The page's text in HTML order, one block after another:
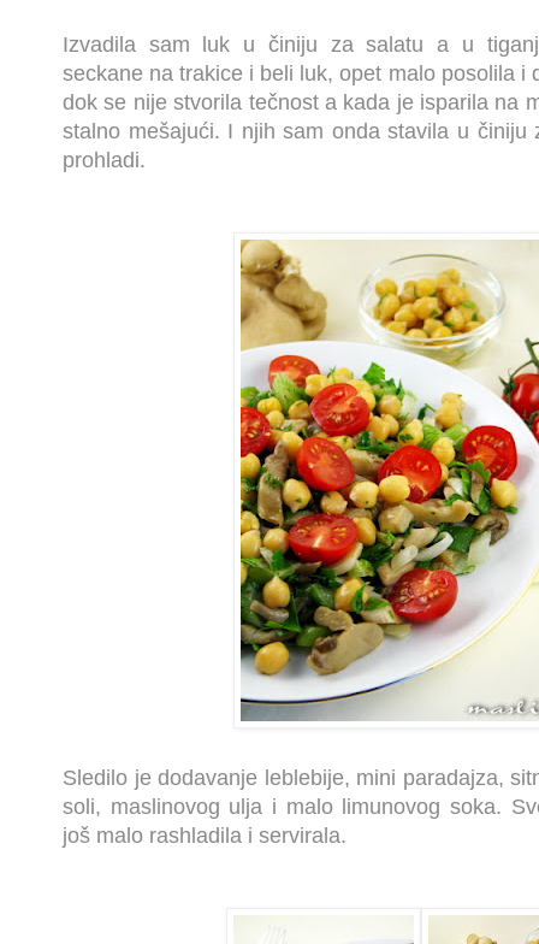
Izvadila sam luk u činiju za salatu a u
seckane na trakice i beli luk, opet malo posolila i
dok se nije stvorila tečnost a kada je isparila na
stalno mešajući. I njih sam onda stavila u činiju
prohladi.
Sledilo je dodavanje leblebije, mini paradajza,
soli, maslinovog ulja i malo limunovog soka.
još malo rashladila i servirala.